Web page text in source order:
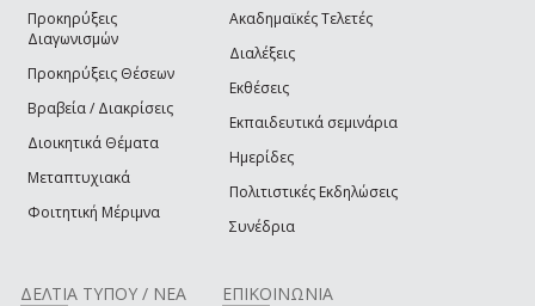
Προκηρύξεις
Διαγωνισμών
Προκηρύξεις Θέσεων
Βραβεία / Διακρίσεις
Διοικητικά Θέματα
Μεταπτυχιακά
Φοιτητική Μέριμνα
Ακαδημαϊκές Τελετές
Διαλέξεις
Εκθέσεις
Εκπαιδευτικά σεμινάρια
Ημερίδες
Πολιτιστικές Εκδηλώσεις
Συνέδρια
ΔΕΛΤΙΑ ΤΥΠΟΥ / ΝΕΑ ΕΠΙΚΟΙΝΩΝΙΑ